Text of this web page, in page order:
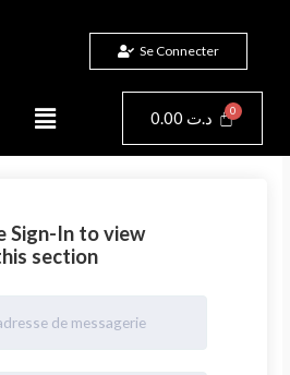
Se Connecter
Menu 0.00 د.ت Panier
Sign-In to view
section